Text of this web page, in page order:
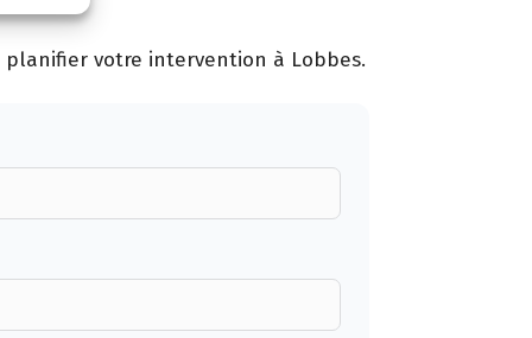
votre intervention à Lobbes.